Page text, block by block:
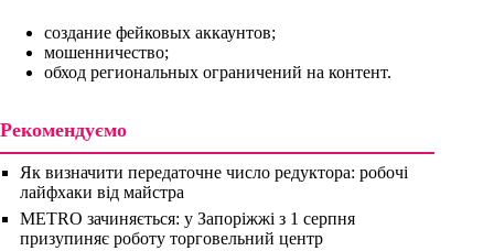
создание фейковых аккаунтов;
мошенничество;
обход региональных ограничений на контент.
Рекомендуємо
Як визначити передаточне число редуктора: робочі
лайфхаки від майстра
METRO зачиняється: у Запоріжжі з 1 серпня
призупиняє роботу торговельний центр